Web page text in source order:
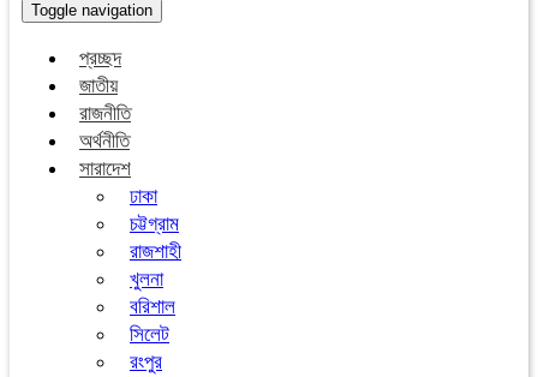
Toggle navigation
প্রচ্ছদ
জাতীয়
রাজনীতি
অর্থনীতি
সারাদেশ
ঢাকা
চট্টগ্রাম
রাজশাহী
খুলনা
বরিশাল
সিলেট
রংপুর